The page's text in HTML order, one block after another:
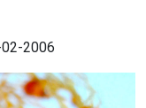
2006